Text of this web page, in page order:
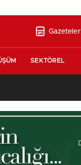
Gazeteler
SEKTÖREL